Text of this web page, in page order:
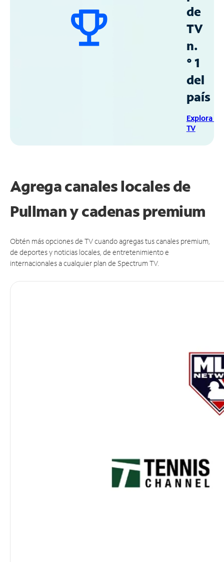
de
TV
n.
° 1
del
país
Explora
TV
Agrega canales locales de
Pullman y cadenas premium
Obtén más opciones de TV cuando agregas tus canales premium,
de deportes y noticias locales, de entretenimiento e
internacionales a cualquier plan de Spectrum TV.